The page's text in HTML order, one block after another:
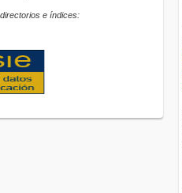
e índices: